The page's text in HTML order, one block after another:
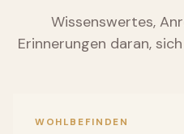
Wissenswertes,
Erinnerungen daran,
WOHLBEFINDEN